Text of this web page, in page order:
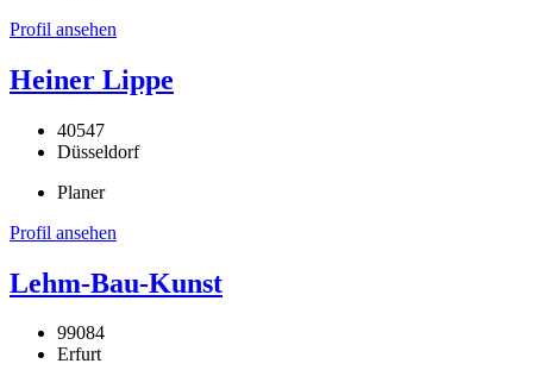
Profil ansehen
Heiner Lippe
40547
Düsseldorf
Planer
Profil ansehen
Lehm-Bau-Kunst
99084
Erfurt